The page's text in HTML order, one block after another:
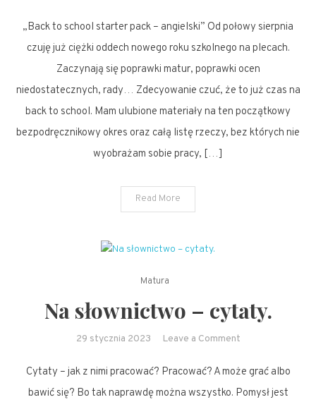
to
school
starter
angielski
„Back to school starter pack – angielski” Od połowy sierpnia
czuję już ciężki oddech nowego roku szkolnego na plecach.
Zaczynają się poprawki matur, poprawki ocen
niedostatecznych, rady… Zdecyowanie czuć, że to już czas na
back to school. Mam ulubione materiały na ten początkowy
bezpodręcznikowy okres oraz całą listę rzeczy, bez których nie
wyobrażam sobie pracy, […]
Read More
Matura
Na słownictwo – cytaty.
29 stycznia 2023 Leave a Commenton
słownictwo
–
Cytaty – jak z nimi pracować? Pracować? A może grać albo
bawić się? Bo tak naprawdę można wszystko. Pomysł jest